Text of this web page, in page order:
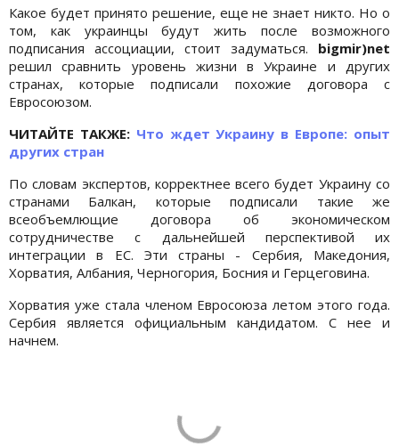
Какое будет принято решение, еще не знает никто. Но о
том, как украинцы будут жить после возможного
подписания ассоциации, стоит задуматься. bigmir)net
решил сравнить уровень жизни в Украине и других
странах, которые подписали похожие договора с
Евросоюзом.
ЧИТАЙТЕ ТАКЖЕ: Что ждет Украину в Европе: опыт
других стран
По словам экспертов, корректнее всего будет Украину со
странами Балкан, которые подписали такие же
всеобъемлющие договора об экономическом
сотрудничестве с дальнейшей перспективой их
интеграции в ЕС. Эти страны - Сербия, Македония,
Хорватия, Албания, Черногория, Босния и Герцеговина.
Хорватия уже стала членом Евросоюза летом этого года.
Сербия является официальным кандидатом. С нее и
начнем.